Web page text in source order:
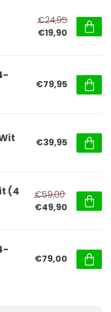
€24,95
€19,90
€79,95
€39,95
(4
€59,00
€49,90
€79,00